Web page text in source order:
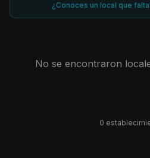
¿Conoces un local que
No se encontraron
0